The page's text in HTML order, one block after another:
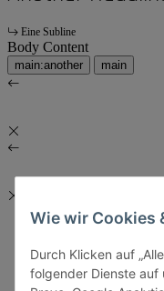
Wie wir Cookies
Durch Klicken auf
folgender Dienste auf
Eine Subline
Body Content
main:another main